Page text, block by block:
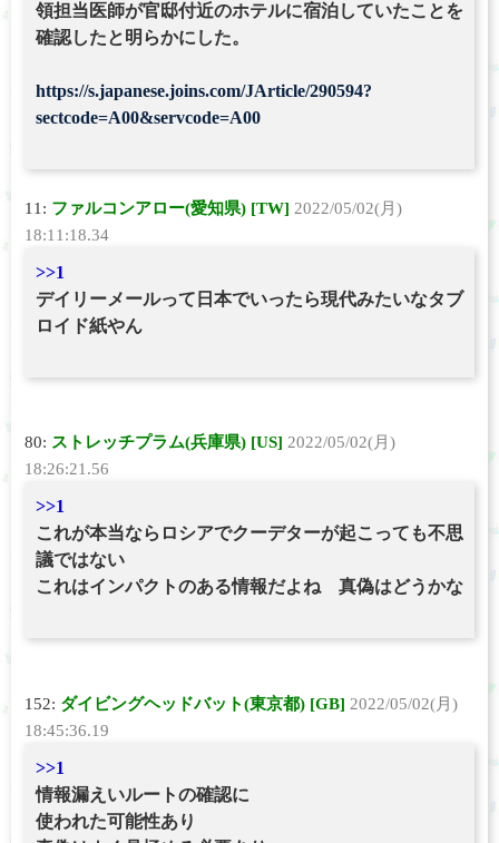
領担当医師が官邸付近のホテルに宿泊していたことを
確認したと明らかにした。
https://s.japanese.joins.com/JArticle/290594?
sectcode=A00&servcode=A00
11: ファルコンアロー(愛知県) [TW] 2022/05/02(月)
18:11:18.34
>>1
デイリーメールって日本でいったら現代みたいなタブ
ロイド紙やん
80: ストレッチプラム(兵庫県) [US] 2022/05/02(月)
18:26:21.56
>>1
これが本当ならロシアでクーデターが起こっても不思
議ではない
これはインパクトのある情報だよね 真偽はどうかな
152: ダイビングヘッドバット(東京都) [GB] 2022/05/02(月)
18:45:36.19
>>1
情報漏えいルートの確認に
使われた可能性あり